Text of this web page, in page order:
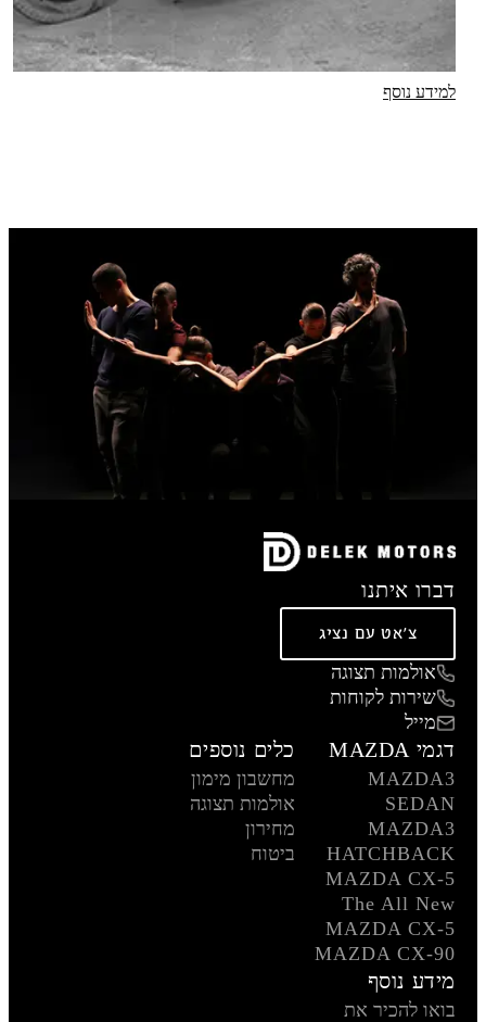
למידע נוסף
דברו איתנו
צ'אט עם נציג
אולמות תצוגה
שירות לקוחות
מייל
דגמי MAZDA
MAZDA3
SEDAN
MAZDA3
HATCHBACK
MAZDA CX-5
The All New
MAZDA CX-5
MAZDA CX-90
כלים נוספים
מחשבון מימון
אולמות תצוגה
מחירון
ביטוח
מידע נוסף
בואו להכיר את